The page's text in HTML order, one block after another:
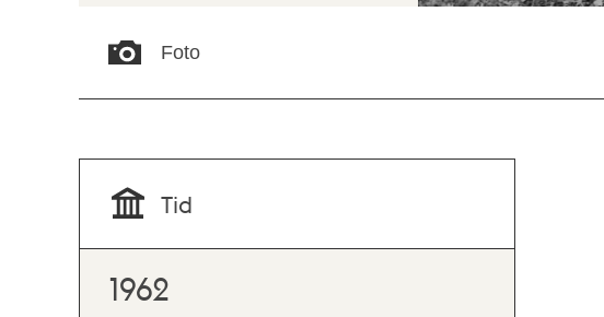
Foto
Tid
1962